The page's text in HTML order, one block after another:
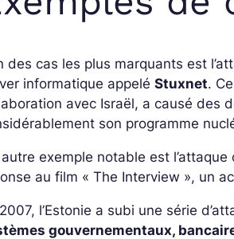
des cas les plus marquants est
informatique appeléStuxnet.
avec Israël, a causé des
son programme
exemple notable est l’attaque
au film « The Interview », un
l’Estonie a subi une série
gouvernementaux,